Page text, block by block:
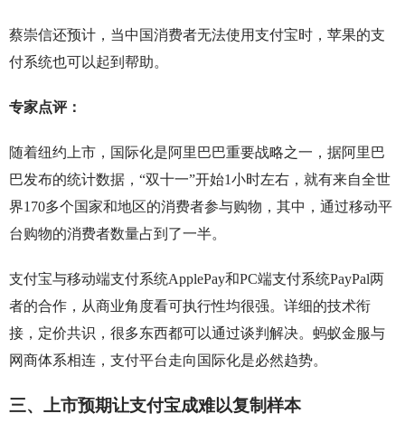
蔡崇信还预计，当中国消费者无法使用支付宝时，苹果的支
付系统也可以起到帮助。
专家点评：
随着纽约上市，国际化是阿里巴巴重要战略之一，据阿里巴
巴发布的统计数据，“双十一”开始1小时左右，就有来自全世
界170多个国家和地区的消费者参与购物，其中，通过移动平
台购物的消费者数量占到了一半。
支付宝与移动端支付系统ApplePay和PC端支付系统PayPal两
者的合作，从商业角度看可执行性均很强。详细的技术衔
接，定价共识，很多东西都可以通过谈判解决。蚂蚁金服与
网商体系相连，支付平台走向国际化是必然趋势。
三、上市预期让支付宝成难以复制样本